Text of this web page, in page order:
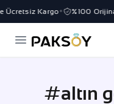
Kargo✦ %100
#altın